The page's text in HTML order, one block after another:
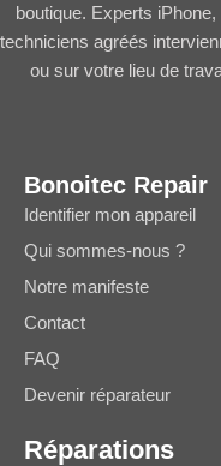
boutique. Experts
techniciens agréés
ou sur votre lieu de
Bonoitec Repair
Identifier mon appareil
Qui sommes-nous ?
Notre manifeste
Contact
FAQ
Devenir réparateur
Réparations